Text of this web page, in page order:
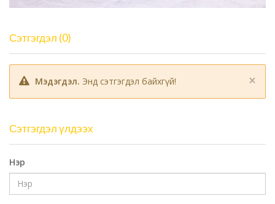
Сэтгэгдэл (0)
×
Мэдэгдэл. Энд сэтгэгдэл байхгүй!
Сэтгэгдэл үлдээх
Нэр